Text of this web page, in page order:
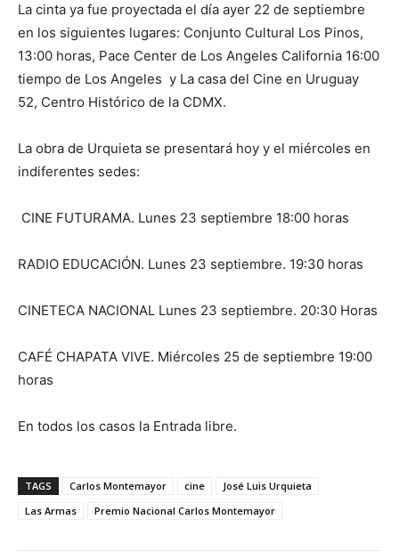
La cinta ya fue proyectada el día ayer 22 de septiembre
en los siguientes lugares: Conjunto Cultural Los Pinos,
13:00 horas, Pace Center de Los Angeles California 16:00
tiempo de Los Angeles y La casa del Cine en Uruguay
52, Centro Histórico de la CDMX.
La obra de Urquieta se presentará hoy y el miércoles en
indiferentes sedes:
CINE FUTURAMA. Lunes 23 septiembre 18:00 horas
RADIO EDUCACIÓN. Lunes 23 septiembre. 19:30 horas
CINETECA NACIONAL Lunes 23 septiembre. 20:30 Horas
CAFÉ CHAPATA VIVE. Miércoles 25 de septiembre 19:00
horas
En todos los casos la Entrada libre.
TAGS Carlos Montemayor cine
José Luis Urquieta
Las Armas
Premio Nacional Carlos Montemayor